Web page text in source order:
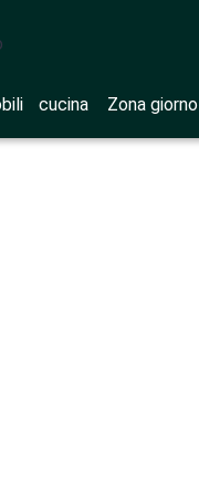
cucina Zona giorno